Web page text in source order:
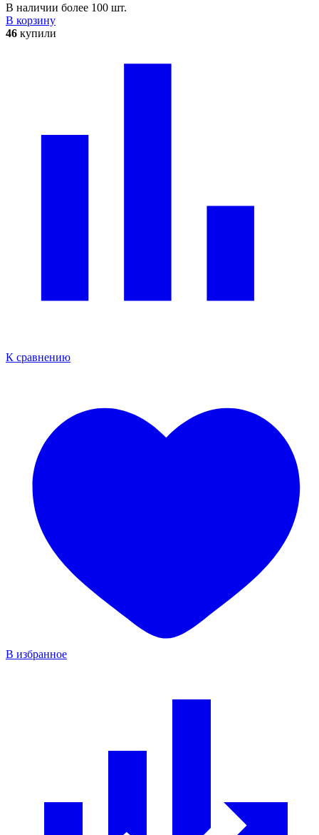
В наличии более 100 шт.
В корзину
46 купили
К сравнению
В избранное